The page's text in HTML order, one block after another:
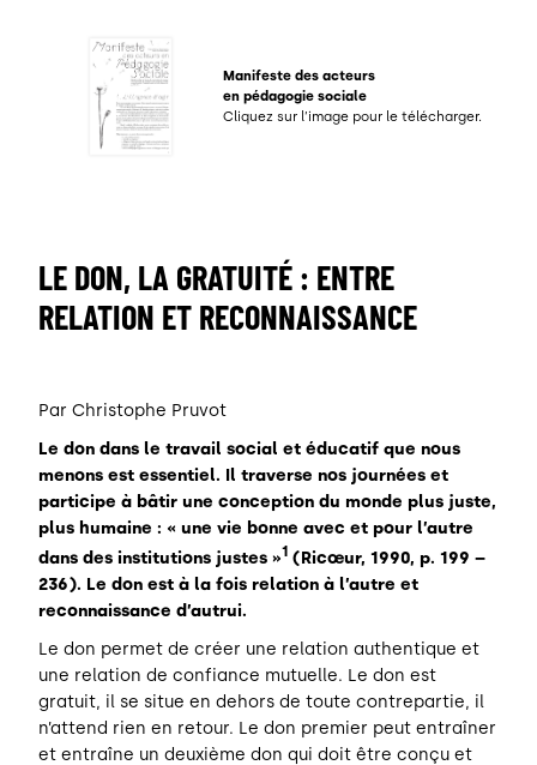
Manifeste des acteurs
en pédagogie sociale
Cliquez sur l’image pour le télécharger.
LE DON, LA GRATUITÉ : ENTRE
RELATION ET RECONNAISSANCE
Par Christophe Pruvot
Le don dans le travail social et éducatif que nous
menons est essentiel. Il traverse nos journées et
participe à bâtir une conception du monde plus juste,
plus humaine : « une vie bonne avec et pour l’autre
dans des institutions justes »1 (Ricœur, 1990, p. 199 –
236). Le don est à la fois relation à l’autre et
reconnaissance d’autrui.
Le don permet de créer une relation authentique et
une relation de confiance mutuelle. Le don est
gratuit, il se situe en dehors de toute contrepartie, il
n’attend rien en retour. Le don premier peut entraîner
et entraîne un deuxième don qui doit être conçu et